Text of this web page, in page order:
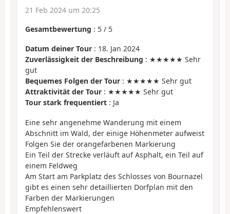
21 Feb 2024 um 20:25
Gesamtbewertung : 5 / 5
Datum deiner Tour : 18. Jan 2024
Zuverlässigkeit der Beschreibung : ★★★★★ Sehr
gut
Bequemes Folgen der Tour : ★★★★★ Sehr gut
Attraktivität der Tour : ★★★★★ Sehr gut
Tour stark frequentiert : Ja
Eine sehr angenehme Wanderung mit einem
Abschnitt im Wald, der einige Höhenmeter aufweist
Folgen Sie der orangefarbenen Markierung
Ein Teil der Strecke verläuft auf Asphalt, ein Teil auf
einem Feldweg
Am Start am Parkplatz des Schlosses von Bournazel
gibt es einen sehr detaillierten Dorfplan mit den
Farben der Markierungen
Empfehlenswert